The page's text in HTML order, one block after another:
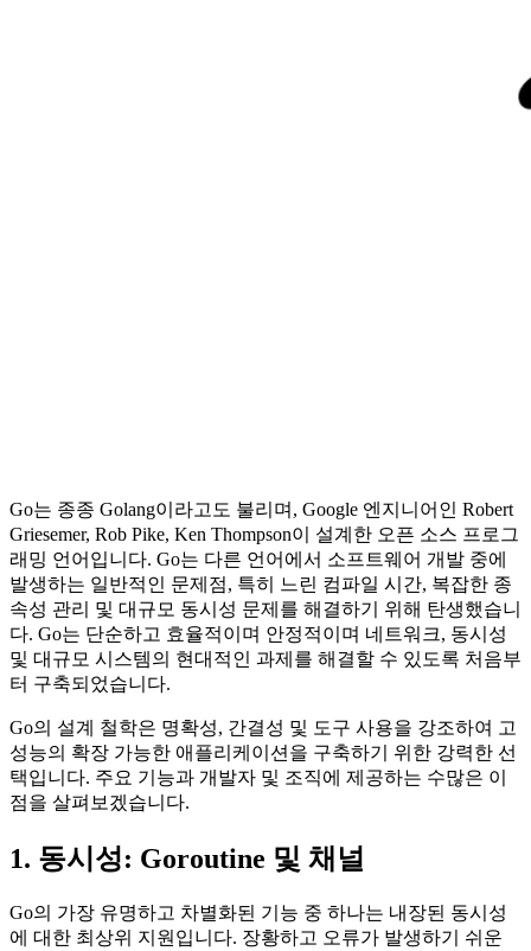
Go는 종종 Golang이라고도 불리며, Google 엔지니어인 Robert
Griesemer, Rob Pike, Ken Thompson이 설계한 오픈 소스 프로그
래밍 언어입니다. Go는 다른 언어에서 소프트웨어 개발 중에
발생하는 일반적인 문제점, 특히 느린 컴파일 시간, 복잡한 종
속성 관리 및 대규모 동시성 문제를 해결하기 위해 탄생했습니
다. Go는 단순하고 효율적이며 안정적이며 네트워크, 동시성
및 대규모 시스템의 현대적인 과제를 해결할 수 있도록 처음부
터 구축되었습니다.
Go의 설계 철학은 명확성, 간결성 및 도구 사용을 강조하여 고
성능의 확장 가능한 애플리케이션을 구축하기 위한 강력한 선
택입니다. 주요 기능과 개발자 및 조직에 제공하는 수많은 이
점을 살펴보겠습니다.
1. 동시성: Goroutine 및 채널
Go의 가장 유명하고 차별화된 기능 중 하나는 내장된 동시성
에 대한 최상위 지원입니다. 장황하고 오류가 발생하기 쉬운